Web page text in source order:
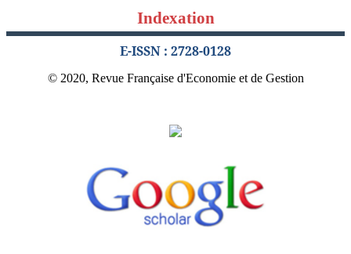
Indexation
E-ISSN : 2728-0128
© 2020, Revue Française d'Economie et de Gestion